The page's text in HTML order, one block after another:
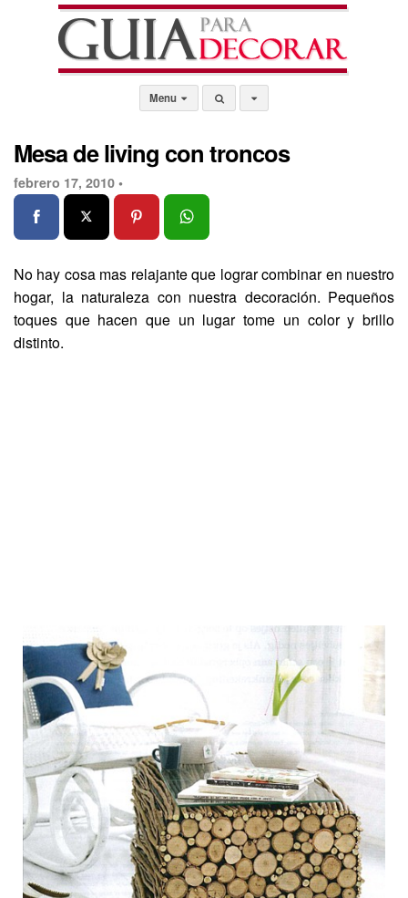
Menu
Mesa de living con troncos
febrero 17, 2010 •
No hay cosa mas relajante que lograr combinar en nuestro
hogar, la naturaleza con nuestra decoración. Pequeños
toques que hacen que un lugar tome un color y brillo
distinto.